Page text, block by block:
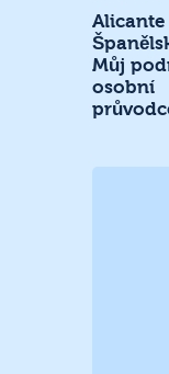
Alicante
Můj
osobní